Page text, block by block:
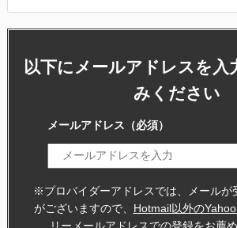
以下にメールアドレスを入
みください
メールアドレス （必須）
※プロバイダーアドレスでは、メールが
がございますので、 Hotmail以外の
リーメールアドレスでの登録をお薦